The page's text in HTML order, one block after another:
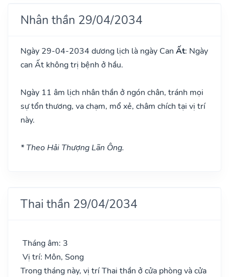
Nhân thần 29/04/2034
Ngày 29-04-2034 dương lịch là ngày Can Ất: Ngày
can Ất không trị bệnh ở hầu.
Ngày 11 âm lịch nhân thần ở ngón chân, tránh mọi
sự tổn thương, va chạm, mổ xẻ, châm chích tại vị trí
này.
* Theo Hải Thượng Lãn Ông.
Thai thần 29/04/2034
Tháng âm: 3
Vị trí: Môn, Song
Trong tháng này, vị trí Thai thần ở cửa phòng và cửa